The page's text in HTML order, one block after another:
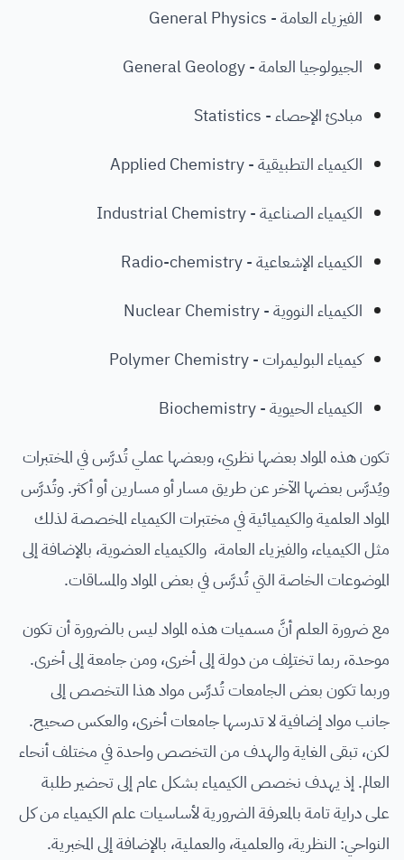
الفيزياء العامة - General Physics
الجيولوجيا العامة - General Geology
مبادئ الإحصاء - Statistics
الكيمياء التطبيقية - Applied Chemistry
الكيمياء الصناعية - Industrial Chemistry
الكيمياء الإشعاعية - Radio-chemistry
الكيمياء النووية - Nuclear Chemistry
كيمياء البوليمرات - Polymer Chemistry
الكيمياء الحيوية - Biochemistry
تكون هذه المواد بعضها نظري، وبعضها عملي تُدرَّس في المختبرات
ويُدرَّس بعضها الآخر عن طريق مسار أو مسارين أو أكثر. وتُدرَّس
المواد العلمية والكيميائية في مختبرات الكيمياء المخصصة لذلك
مثل الكيمياء، والفيزياء العامة، والكيمياء العضوية، بالإضافة إلى
الموضوعات الخاصة التي تُدرَّس في بعض المواد والمساقات.
مع ضرورة العلم أنَّ مسميات هذه المواد ليس بالضرورة أن تكون
موحدة، ربما تختلِف من دولة إلى أخرى، ومن جامعة إلى أخرى.
وربما تكون بعض الجامعات تُدرِّس مواد هذا التخصص إلى
جانب مواد إضافية لا تدرسها جامعات أخرى، والعكس صحيح.
لكن، تبقى الغاية والهدف من التخصص واحدة في مختلف أنحاء
العالم. إذ يهدف نخصص الكيمياء بشكل عام إلى تحضير طلبة
على دراية تامة بالمعرفة الضرورية لأساسيات علم الكيمياء من كل
النواحي: النظرية، والعلمية، والعملية، بالإضافة إلى المخبرية.